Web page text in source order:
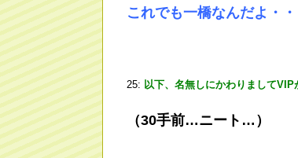
これでも一橋なんだよ・
25: 以下、名無しにかわりましてVIP
（30手前…ニート…）